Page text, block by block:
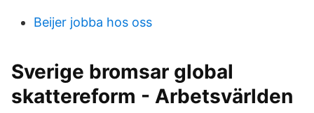
Beijer jobba hos oss
Sverige bromsar global
skattereform - Arbetsvärlden